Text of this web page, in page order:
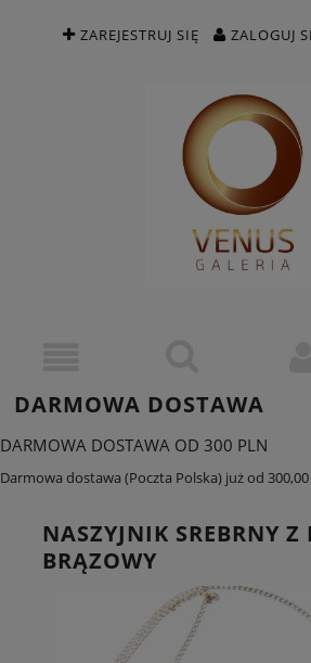
ZAREJESTRUJ SIĘ ZALOGUJ
DARMOWA DOSTAWA
DARMOWA DOSTAWA OD 300 PLN
Darmowa dostawa (Poczta Polska) już od 300,00
NASZYJNIK SREBRNY
BRĄZOWY